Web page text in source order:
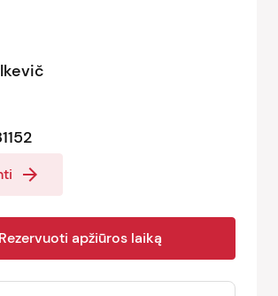
arrow_forward
Rezervuoti apžiūros laiką